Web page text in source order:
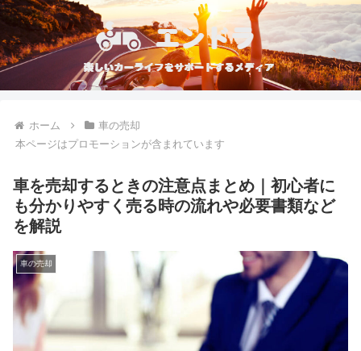
ホーム
車の売却
本ページはプロモーションが含まれています
車を売却するときの注意点まとめ｜初心者に
も分かりやすく売る時の流れや必要書類など
を解説
車の売却